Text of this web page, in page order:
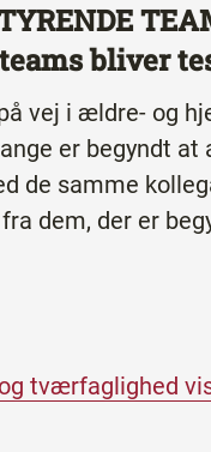
bliver
vej i ældre- og
er begyndt
de samme
dem, der er
tværfaglighed